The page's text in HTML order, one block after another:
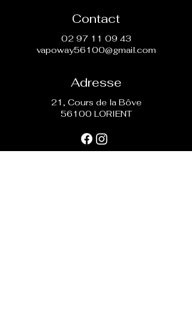
peut pas être vapoté
Contact
02 97 11 09 43
vapoway56100@gmail.com
Adresse
21, Cours de la Bôve
56100 LORIENT